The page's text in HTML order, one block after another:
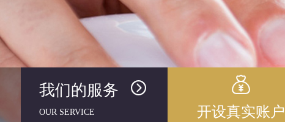
我们的服务
OUR SERVICE 开设真实账户